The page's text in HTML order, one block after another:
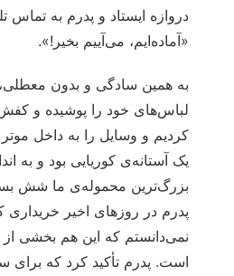
دروازه ایستاد و پدرم به تماس
«آماده‌ایم، می‌آییم بخیر!».
به همین سادگی و بدون
لباس‌های خود را پوشیده و
کردیم و وسایل را به داخل موتر
یک آستانه‌ی کوریایی بود و به
بزرگ‌ترین محموله‌ی ما شش
پدرم در روزهای اخیر خریداری
نمی‌دانستم که این هم بخشی از
است. پدرم تأکید کرد که برای